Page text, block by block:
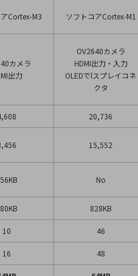
Cortex-M3 ソフトコアCortex-M1
カメラ
出力
OV2640カメラ
HDMI出力・入力
OLEDでlスプレイコネ
クタ
20,736
15,552
No
828KB
10 46
16 48